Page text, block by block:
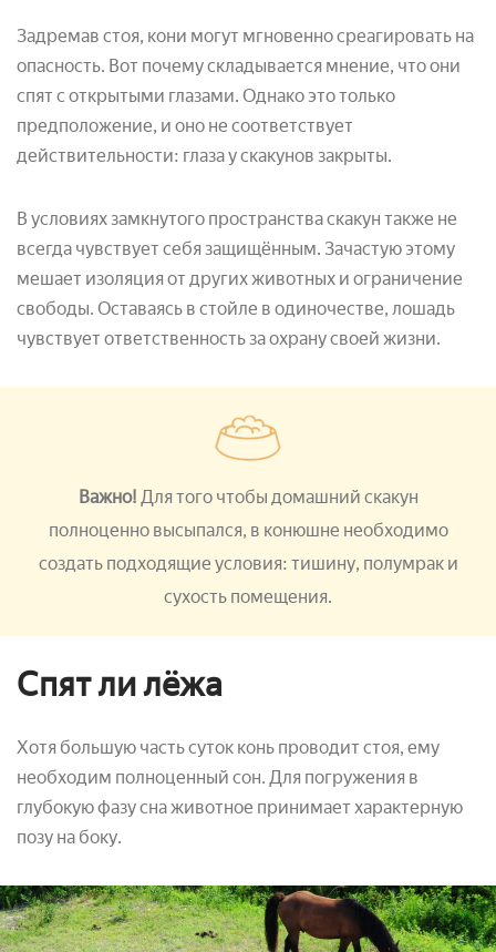
Задремав стоя, кони могут мгновенно среагировать на
опасность. Вот почему складывается мнение, что они
спят с открытыми глазами. Однако это только
предположение, и оно не соответствует
действительности: глаза у скакунов закрыты.
В условиях замкнутого пространства скакун также не
всегда чувствует себя защищённым. Зачастую этому
мешает изоляция от других животных и ограничение
свободы. Оставаясь в стойле в одиночестве, лошадь
чувствует ответственность за охрану своей жизни.
Важно! Для того чтобы домашний скакун
полноценно высыпался, в конюшне необходимо
создать подходящие условия: тишину, полумрак и
сухость помещения.
Спят ли лёжа
Хотя большую часть суток конь проводит стоя, ему
необходим полноценный сон. Для погружения в
глубокую фазу сна животное принимает характерную
позу на боку.